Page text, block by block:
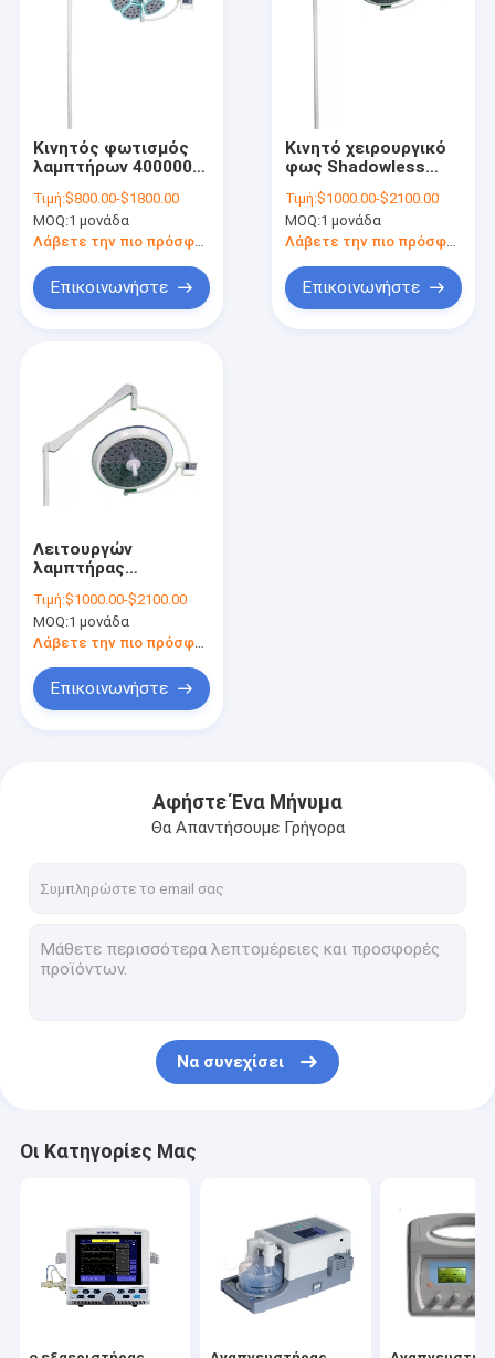
Κινητός φωτισμός
λαμπτήρων 400000-
Shadowless
λειτουργών
Τιμή:$800.00-$1800.00
MOQ:1 μονάδα
Λάβετε την πιο πρόσφατη τιμή
Επικοινωνήστε
Κινητό χειρουργικό
φως Shadowless
μείωση υψηλού
χρώματος
Τιμή:$1000.00-$2100.00
MOQ:1 μονάδα
Επικοινωνήστε
Λειτουργών
λαμπτήρας
Shadowless καμίας
υπέρυθρης
οδήγησης διάμετρος
Τιμή:$1000.00-$2100.00
MOQ:1 μονάδα
Λάβετε την πιο πρόσφατη τιμή
Επικοινωνήστε
Αφήστε Ένα Μήνυμα
Θα Απαντήσουμε Γρήγορα
Να συνεχίσει
Οι Κατηγορίες Μας